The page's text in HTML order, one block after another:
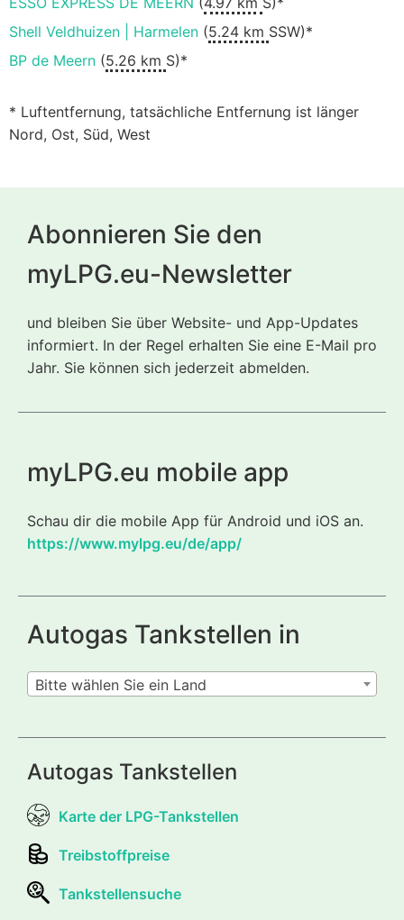
Shell Veldhuizen | Harmelen (5.24 km SSW)*
BP de Meern (5.26 km S)*
* Luftentfernung, tatsächliche Entfernung ist länger
Nord, Ost, Süd, West
Abonnieren Sie den
myLPG.eu-Newsletter
und bleiben Sie über Website- und App-Updates
informiert. In der Regel erhalten Sie eine E-Mail pro
Jahr. Sie können sich jederzeit abmelden.
myLPG.eu mobile app
Schau dir die mobile App für Android und iOS an.
https://www.mylpg.eu/de/app/
Autogas Tankstellen in
Bitte wählen Sie ein Land
Autogas Tankstellen
Karte der LPG-Tankstellen
Treibstoffpreise
Tankstellensuche